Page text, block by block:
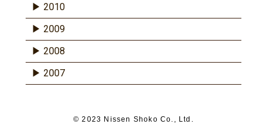
2010
2009
2008
2007
© 2023 Nissen Shoko Co., Ltd.